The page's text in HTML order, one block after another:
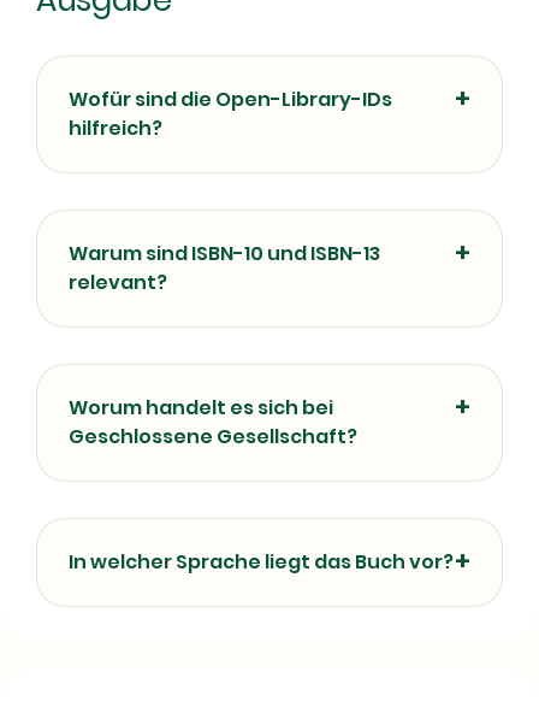
Wofür sind die Open-Library-IDs
hilfreich?
Warum sind ISBN-10 und ISBN-13
relevant?
Worum handelt es sich bei
Geschlossene Gesellschaft?
In welcher Sprache liegt das Buch vor?